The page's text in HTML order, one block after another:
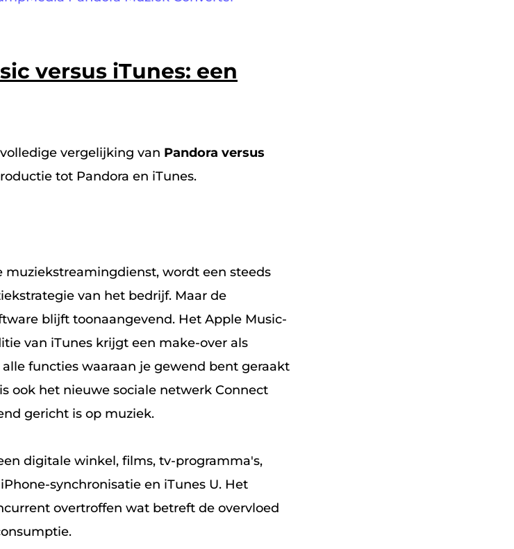
versus iTunes: een
vergelijking van Pandora versus
tot Pandora en iTunes.
muziekstreamingdienst, wordt een steeds
van het bedrijf. Maar de
blijft toonaangevend. Het Apple Music-
van iTunes krijgt een make-over als
functies waaraan je gewend bent geraakt
ook het nieuwe sociale netwerk Connect
gericht is op muziek.
digitale winkel, films, tv-programma's,
synchronisatie en iTunes U. Het
overtroffen wat betreft de overvloed